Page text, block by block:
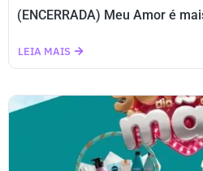
(ENCERRADA) Meu Amor é
LEIA MAIS